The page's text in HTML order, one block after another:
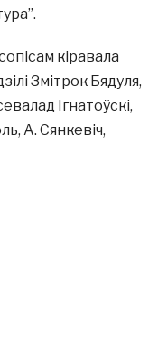
кіравала
Змітрок Бядуля,
Ігнатоўскі,
А. Сянкевіч,